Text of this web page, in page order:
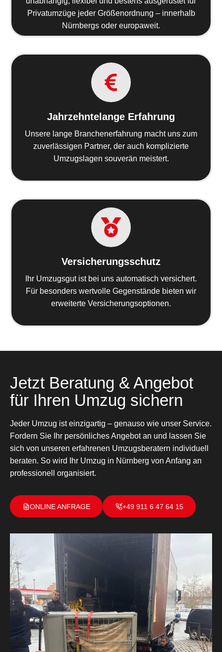
Privatumzüge jeder Größenordnung – innerhalb
Nürnbergs oder europaweit.
Jahrzehntelange Erfahrung
Unsere lange Branchenerfahrung macht uns zum
zuverlässigen Partner, der auch komplizierte
Umzugslagen souverän meistert.
Versicherungsschutz
Ihr Umzugsgut ist bei uns automatisch versichert.
Für besonders wertvolle Gegenstände bieten wir
erweiterte Versicherungsoptionen.
Jetzt Beratung & Angebot
für Ihren Umzug sichern
Jeder Umzug ist einzigartig – genauso wie unser Service.
Fordern Sie Ihr persönliches Angebot an und lassen Sie
sich von unseren erfahrenen Umzugsberatern individuell
beraten. So wird Ihr Umzug in Nürnberg von Anfang an
professionell organisiert.
ONLINE ANFRAGE +49 911 6 47 64 15